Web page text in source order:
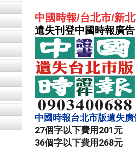
中國時報/台北市/新
遺失刊登中國時報廣告
中國時報台北市版遺失
27個字以下費用201元
36個字以下費用268元